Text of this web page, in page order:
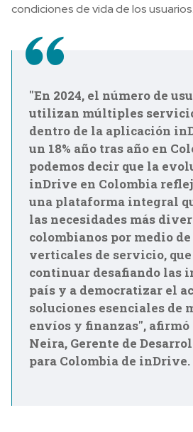
condiciones de vida de los usuarios.
"En 2024, el número de
utilizan múltiples
dentro de la aplicación
un 18% año tras año en
podemos decir que la
inDrive en Colombia
una plataforma integral
las necesidades más
colombianos por medio
verticales de servicio,
continuar desafiando las
país y a democratizar el
soluciones esenciales de
envíos y finanzas",
Neira, Gerente de
para Colombia de inDrive.